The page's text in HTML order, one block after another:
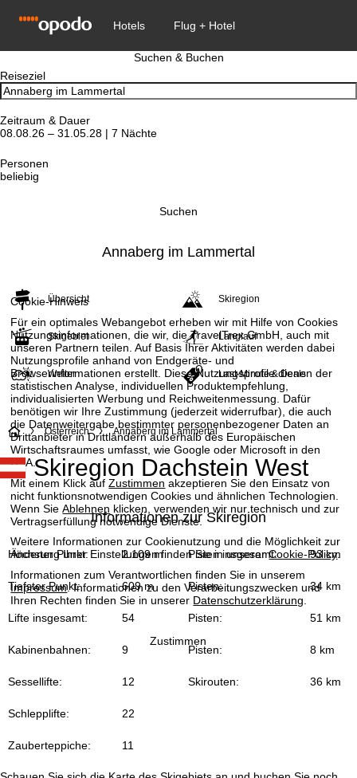
Cookie-Hinweis
Für ein optimales Webangebot erheben wir mit Hilfe von Cookies
Nutzungsinformationen, die wir, die TravelTrex GmbH, auch mit
unseren Partnern teilen. Auf Basis Ihrer Aktivitäten werden dabei
Nutzungsprofile anhand von Endgeräte- und
Browserinformationen erstellt. Diese Nutzungsprofile dienen der
statistischen Analyse, individuellen Produktempfehlung,
individualisierten Werbung und Reichweitenmessung. Dafür
benötigen wir Ihre Zustimmung (jederzeit widerrufbar), die auch
die Datenweitergabe bestimmter personenbezogener Daten an
Drittanbieter in Drittländern außerhalb des Europäischen
Wirtschaftsraumes umfasst, wie Google oder Microsoft in den
USA.
Mit einem Klick aufZustimmen akzeptieren Sie den Einsatz von
nicht funktionsnotwendigen Cookies und ähnlichen Technologien.
Wenn SieAblehnen klicken, verwenden wir nur technisch und zur
Vertragserfüllung notwendige Dienste.
Weitere Informationen zur Cookienutzung und die Möglichkeit zur
Änderung Ihrer Einstellungen finden Sie in unsererCookie-Policy.
Informationen zum Verantwortlichen finden Sie in unserem
Impressum. Informationen zu den Verarbeitungszwecken und
Ihren Rechten finden Sie in unserer Datenschutzerklärung
Zustimmen
Suchen & Buchen
Reiseziel
Zeitraum & Dauer
08.08.26 – 31.05.28 | 7 Nächte
Personen
beliebig
Suchen
Annaberg im Lammertal
Übersicht Skiregion
Skigebiet Langlauf
Wetter Last-Minute & Deals
S
t
a
r
t
s
Österreich Annaberg im Lammertal
Skiregion Dachstein West
Informationen zur Skiregion
Höchster Punkt: 2.109 m Pisten insgesamt: 93 km
Tiefster Punkt: 609 m Pisten: 34 km
Lifte insgesamt: 54 Pisten: 51 km
Kabinenbahnen: 9 Pisten: 8 km
Sessellifte: 12 Skirouten: 36 km
Schlepplifte: 22
Zauberteppiche: 11